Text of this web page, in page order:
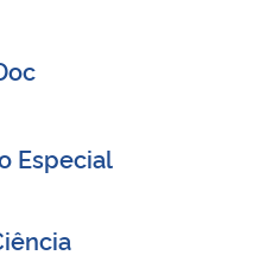
Especial